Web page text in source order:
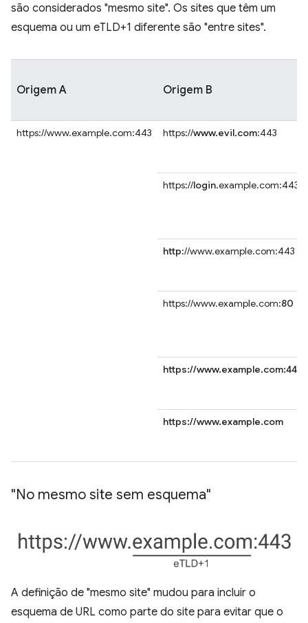
são considerados "mesmo site". Os sites que têm um
esquema ou um eTLD+1 diferente são "entre sites".
Origem A Origem B
https://www.example.com:443 https://www.evil.com:443
https://login.example.com:443
http://www.example.com:443
https://www.example.com:80
https://www.example.com:443
https://www.example.com
"No mesmo site sem esquema"
A definição de "mesmo site" mudou para incluir o
esquema de URL como parte do site para evitar que o